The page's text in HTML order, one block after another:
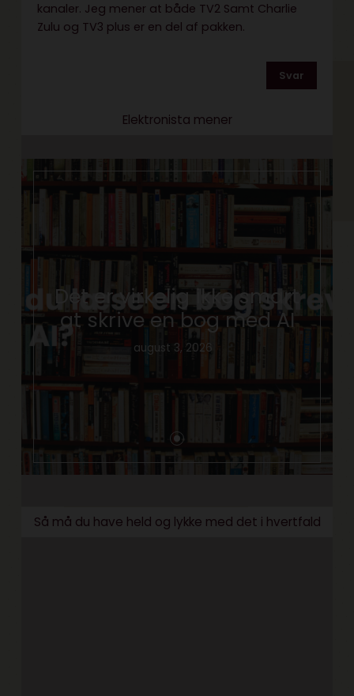
kanaler. Jeg mener at både TV2 Samt Charlie
Zulu og TV3 plus er en del af pakken.
Svar
Elektronista mener
Det er virkelig ikke smart
at skrive en bog med AI
august 3, 2026
Så må du have held og lykke med det i hvertfald